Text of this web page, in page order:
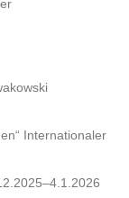
Internationaler